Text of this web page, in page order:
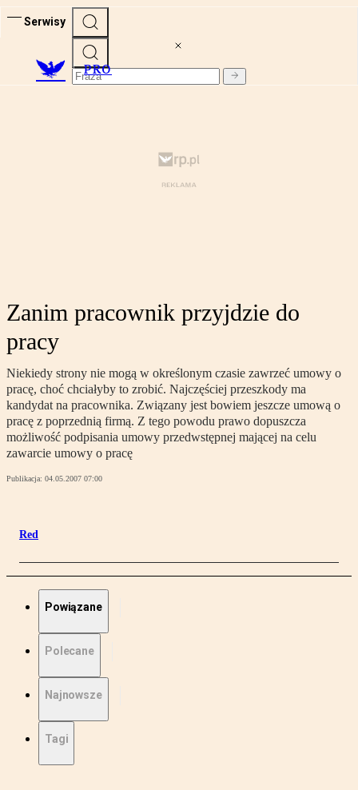
Serwisy
PRO
Zanim pracownik przyjdzie do
pracy
Niekiedy strony nie mogą w określonym czasie zawrzeć umowy o
pracę, choć chciałyby to zrobić. Najczęściej przeszkody ma
kandydat na pracownika. Związany jest bowiem jeszcze umową o
pracę z poprzednią firmą. Z tego powodu prawo dopuszcza
możliwość podpisania umowy przedwstępnej mającej na celu
zawarcie umowy o pracę
Publikacja: 04.05.2007 07:00
Red
Powiązane
Polecane
Najnowsze
Tagi